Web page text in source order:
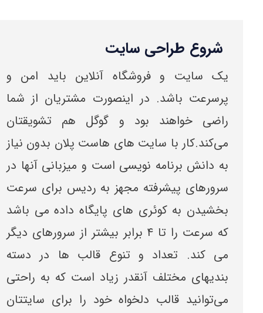
شروع طراحی سایت
یک سایت و فروشگاه آنلاین باید امن و
پرسرعت باشد. در اینصورت مشتریان از شما
راضی خواهند بود و گوگل هم تشویقتان
می‌کند.کار با سایت های هاست پلان بدون نیاز
به دانش برنامه نویسی است و میزبانی آنها در
سرورهای پیشرفته مجهز به ردیس برای سرعت
بخشیدن به کوئری های پایگاه داده می باشد
که سرعت را تا ۴ برابر بیشتر از سرورهای دیگر
می کند. تعداد و تنوع قالب ها در دسته
بندیهای مختلف آنقدر زیاد است که به راحتی
می‌توانید قالب دلخواه خود را برای سایتتان